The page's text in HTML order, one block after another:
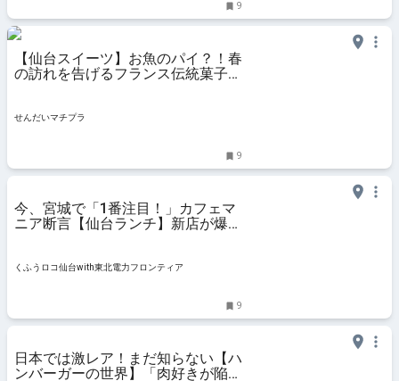
9
【仙台スイーツ】お魚のパイ？！春
の訪れを告げるフランス伝統菓子
だいマチプラ
せんだいマチプラ
9
今、宮城で「1番注目！」カフェマ
ニア断言【仙台ランチ】新店が爆誕
with東北電力フロンティア
くふうロコ仙台with東北電力フロンティア
9
日本では激レア！まだ知らない【ハ
ンバーガーの世界】「肉好きが陥落